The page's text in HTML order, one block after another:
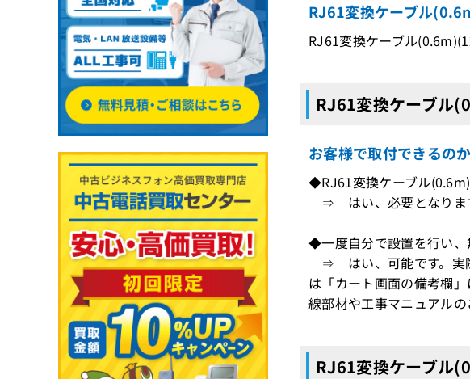
RJ61変換ケーブル
RJ61変換ケーブル
RJ61変換ケーブル
お客様で取付できるの
◆RJ61変換ケーブル
⇒ はい、必要となります
◆一度自分で設置を行い、
⇒ はい、可能です。実
は「カート画面の備考欄
線部材や工事マニュアルの
RJ61変換ケーブル